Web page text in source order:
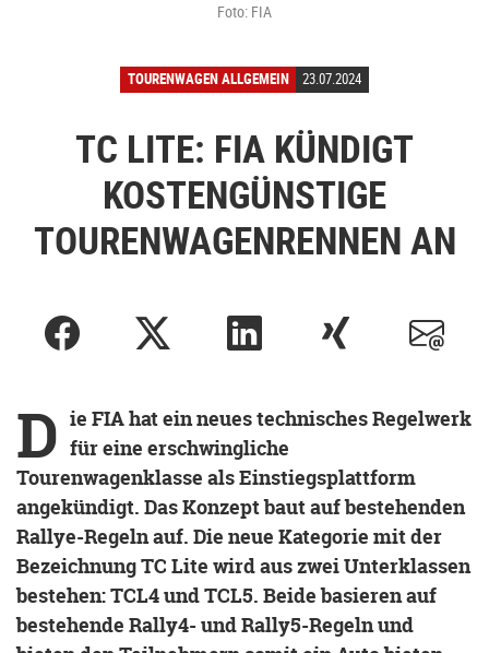
Foto: FIA
TOURENWAGEN ALLGEMEIN 23.07.2024
TC LITE: FIA KÜNDIGT
KOSTENGÜNSTIGE
TOURENWAGENRENNEN AN
D ie FIA hat ein neues technisches Regelwerk
für eine erschwingliche
Tourenwagenklasse als Einstiegsplattform
angekündigt. Das Konzept baut auf bestehenden
Rallye-Regeln auf. Die neue Kategorie mit der
Bezeichnung TC Lite wird aus zwei Unterklassen
bestehen: TCL4 und TCL5. Beide basieren auf
bestehende Rally4- und Rally5-Regeln und